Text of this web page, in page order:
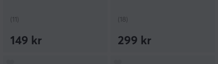
(11)
149 kr
(18)
299 kr